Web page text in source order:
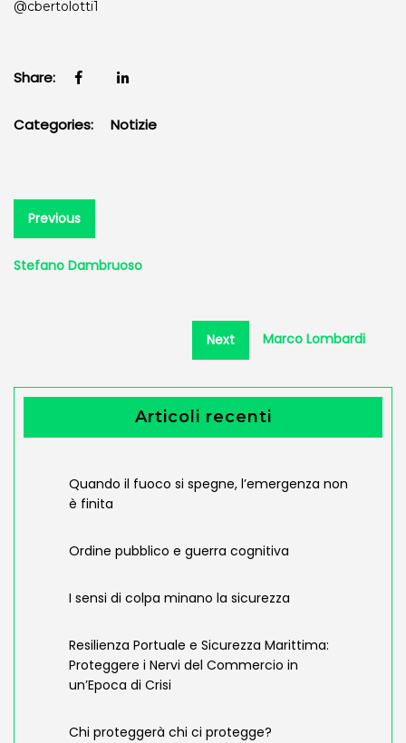
@cbertolotti1
Share:
Categories: Notizie
Navigazione
articoli
Previous
Previous
post:
Stefano Dambruoso
Next
Next
post:
Marco Lombardi
Articoli recenti
Quando il fuoco si spegne, l’emergenza non
è finita
Ordine pubblico e guerra cognitiva
I sensi di colpa minano la sicurezza
Resilienza Portuale e Sicurezza Marittima:
Proteggere i Nervi del Commercio in
un’Epoca di Crisi
Chi proteggerà chi ci protegge?